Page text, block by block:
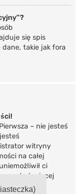
się spis
takie jak fora
– nie jesteś
witryny
na całej
ci
uzyskać więcej
witryny.